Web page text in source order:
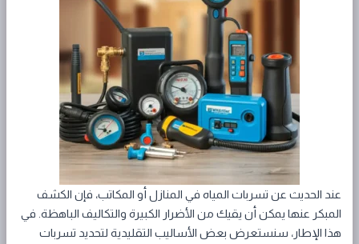
عند الحديث عن تسربات المياه في المنازل أو المكاتب، فإن الكشف
المبكر عنها يمكن أن يقيك من الأضرار الكبيرة والتكاليف الباهظة. في
هذا الإطار، سنستعرض بعض الأساليب التقليدية لتحديد تسربات